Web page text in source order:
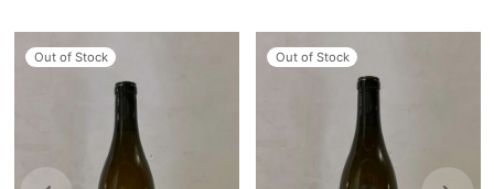
Out of Stock Out of Stock